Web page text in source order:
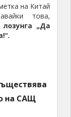
на Китай
това,
лозунга „Да
на САЩ